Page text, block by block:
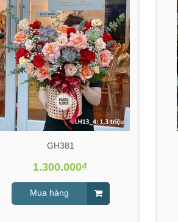
GH381
1.300.000₫
Mua hàng